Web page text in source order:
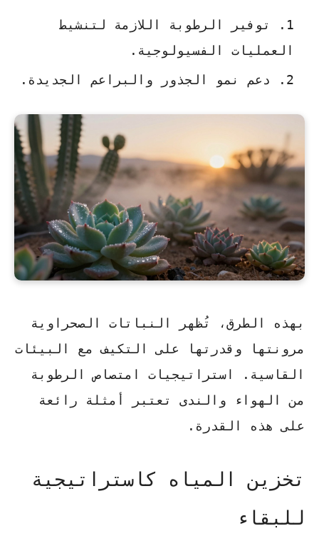
توفير الرطوبة اللازمة لتنشيط
العمليات الفسيولوجية.
دعم نمو الجذور والبراعم الجديدة.
بهذه الطرق، تُظهر النباتات الصحراوية
مرونتها وقدرتها على التكيف مع البيئات
القاسية. استراتيجيات امتصاص الرطوبة
من الهواء والندى تعتبر أمثلة رائعة
على هذه القدرة.
تخزين المياه كاستراتيجية
للبقاء